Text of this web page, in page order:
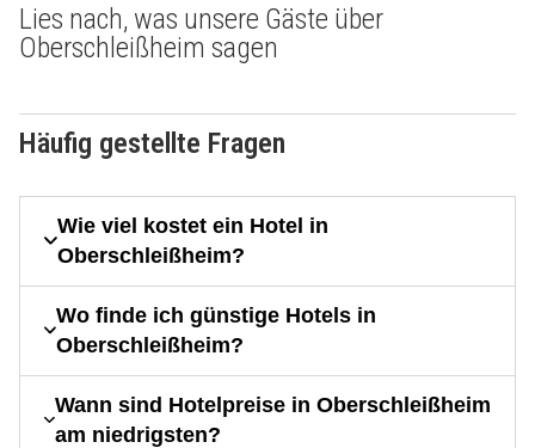
Lies nach, was unsere Gäste über
Oberschleißheim sagen
Häufig gestellte Fragen
Wie viel kostet ein Hotel in
Oberschleißheim?
Wo finde ich günstige Hotels in
Oberschleißheim?
Wann sind Hotelpreise in Oberschleißheim
am niedrigsten?